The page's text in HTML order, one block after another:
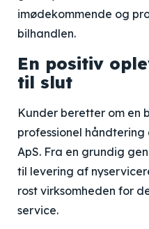
imødekommende og
bilhandlen.
En positiv
til slut
Kunder beretter om en
professionel håndtering
ApS. Fra en grundig
til levering af
rost virksomheden for
service.